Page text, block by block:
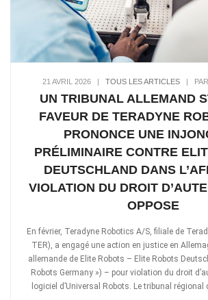
21 AVRIL 2026 | TOUS LES ARTICLES |
UN TRIBUNAL ALLEMAND
FAVEUR DE TERADYNE
PRONONCE UNE
PRÉLIMINAIRE CONTRE
DEUTSCHLAND DANS
VIOLATION DU DROIT
OPPOSE
En février, Teradyne Robotics A/S, filiale de
TER), a engagé une action en justice en
allemande de Elite Robots – Elite Robots
Robots Germany ») – pour violation du droit
logiciel d’Universal Robots. Le tribunal régional